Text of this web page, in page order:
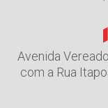
Avenida
com a Rua